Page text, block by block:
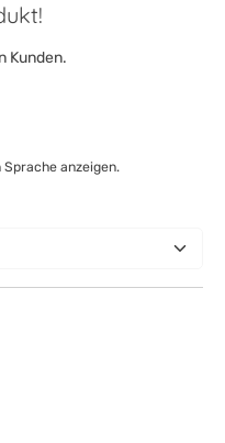
Kunden.
anzeigen.